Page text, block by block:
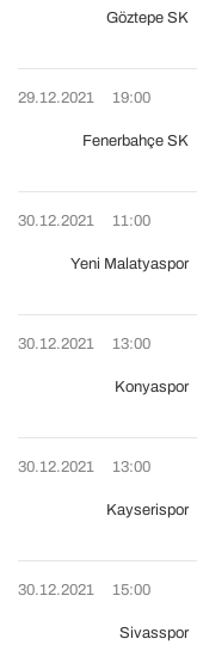
Göztepe SK
29.12.2021 19:00
Fenerbahçe SK
30.12.2021 11:00
Yeni Malatyaspor
30.12.2021 13:00
Konyaspor
30.12.2021 13:00
Kayserispor
30.12.2021 15:00
Sivasspor